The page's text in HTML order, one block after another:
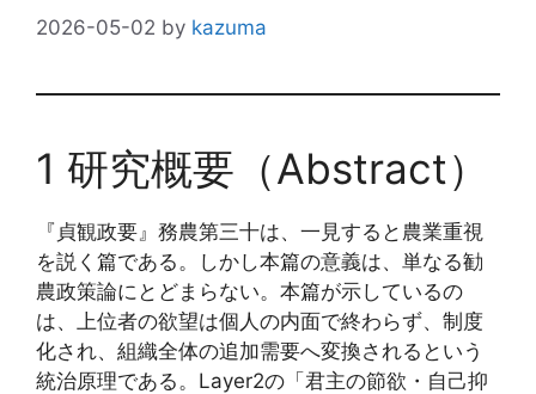
2026-05-02 by kazuma
1 研究概要（Abstract）
『貞観政要』務農第三十は、一見すると農業重視
を説く篇である。しかし本篇の意義は、単なる勧
農政策論にとどまらない。本篇が示しているの
は、上位者の欲望は個人の内面で終わらず、制度
化され、組織全体の追加需要へ変換されるという
統治原理である。Layer2の「君主の節欲・自己抑